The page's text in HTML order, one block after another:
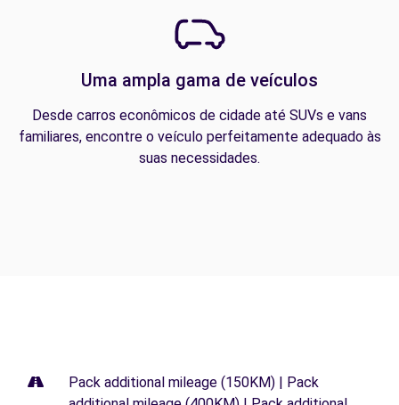
Uma ampla gama de veículos
Desde carros econômicos de cidade até SUVs e vans
familiares, encontre o veículo perfeitamente adequado às
suas necessidades.
Pack additional mileage (150KM) | Pack